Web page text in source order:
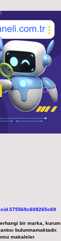
bir marka, kurum
bulunmamaktadır.
makaleler